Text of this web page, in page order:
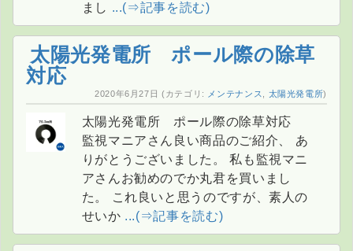
まし ...(⇒記事を読む)
太陽光発電所 ポール際の除草
対応
2020年6月27日 (カテゴリ: メンテナンス 太陽光発電所)
太陽光発電所 ポール際の除草対応
監視マニアさん良い商品のご紹介、 あ
りがとうございました。 私も監視マニ
アさんお勧めのでか丸君を買いまし
た。 これ良いと思うのですが、素人の
せいか ...(⇒記事を読む)